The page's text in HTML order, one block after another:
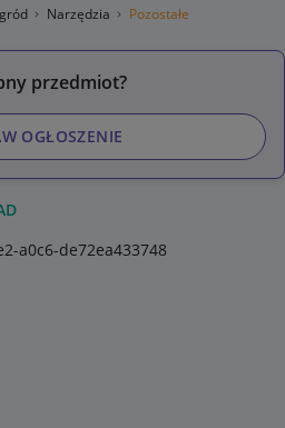
Narzędzia Pozostałe
przedmiot?
OGŁOSZENIE
a0c6-de72ea433748